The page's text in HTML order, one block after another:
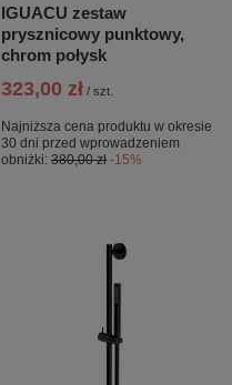
IGUACU zestaw
prysznicowy punktowy,
chrom połysk
323,00 zł / szt.
Najniższa cena produktu w okresie
30 dni przed wprowadzeniem
obniżki: 380,00 zł -15%